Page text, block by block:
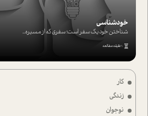
کار
زندگی
نوجوان
خودشناسی
شناختن خود یک سفر است؛ سفری که از مسیره...
1 دقیقه مطالعه